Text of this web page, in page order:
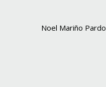
Noel Mariño Pardo